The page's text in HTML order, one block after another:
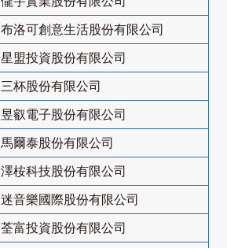
布洛可創意生活股份有限公司
星盟投資股份有限公司
三杯股份有限公司
昱叡電子股份有限公司
馬爾泰股份有限公司
澤桉科技股份有限公司
迷音樂國際股份有限公司
荃富投資股份有限公司